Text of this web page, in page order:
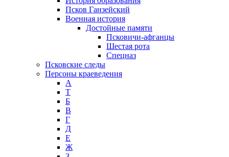
Псков Ганзейский
Военная история
Достойные памяти
Псковичи-афганцы
Шестая рота
Спецназ
Псковские следы
Персоны краеведения
А
T
Б
В
Г
Д
Е
Ж